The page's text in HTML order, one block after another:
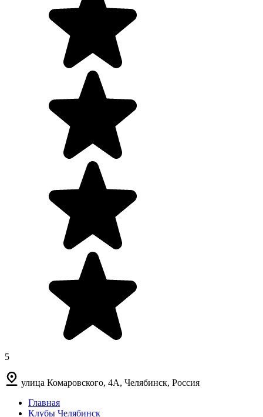
5
улица Комаровского, 4А, Челябинск, Россия
Главная
Клубы Челябинск